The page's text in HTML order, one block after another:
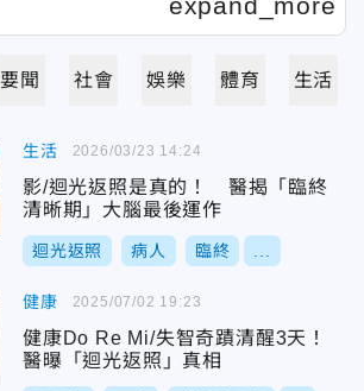
要聞 社會 娛樂 體育 生活
生活
影/迴光返照是真的！ 醫揭「臨終
清晰期」大腦最後運作
迴光返照 病人 臨終
2026/03/23 14:24
健康
健康Do Re Mi/失智奇蹟清醒3天！
醫曝「迴光返照」真相
2025/07/02 19:23